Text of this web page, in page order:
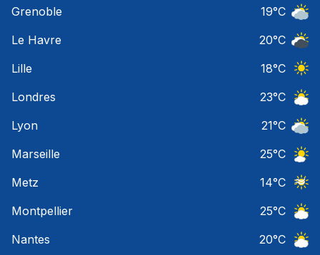
Grenoble
19°C
Le Havre
20°C
Lille
18°C
Londres
23°C
Lyon
21°C
Marseille
25°C
Metz
14°C
Montpellier
25°C
Nantes
20°C